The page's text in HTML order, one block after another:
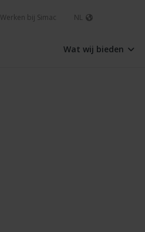
Werken bij Simac NL
Wat wij bieden